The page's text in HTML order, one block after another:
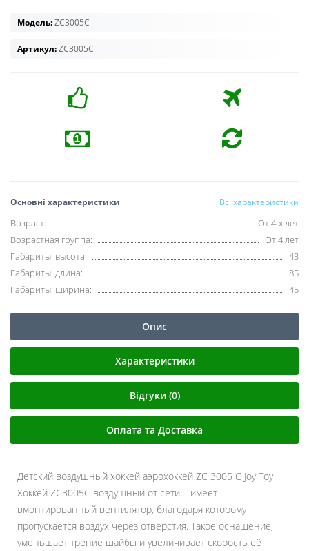
Модель:ZC3005C
Артикул:ZC3005C
Основні характеристики Всі характеристики
Возраст:
От 4-х лет
Возрастная группа:
От 4 лет
Габариты: высота:
43
Габариты: длина:
85
Габариты: ширина:
45
Опис
Характеристики
Відгуки (0)
Оплата та Доставка
Детский воздушный хоккей аэрохоккей ZC 3005 C Joy Toy
Хоккей ZC3005C воздушный от сети – имеет
вмонтированный вентилятор, благодаря которому
пропускается воздух через отверстия. Такое оснащение,
уменьшает трение шайбы и увеличивает скорость её